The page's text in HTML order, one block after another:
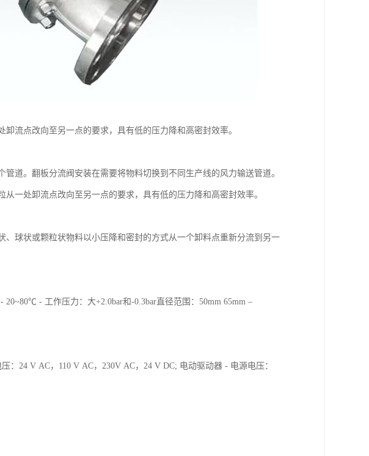
流点改向至另一点的要求，具有低的压力降和高密封效率。
道。翻板分流阀安装在需要将物料切换到不同生产线的风力输送管道。
一处卸流点改向至另一点的要求，具有低的压力降和高密封效率。
球状或颗粒状物料以小压降和密封的方式从一个卸料点重新分流到另一
- 工作压力：大+2.0bar和-0.3bar直径范围：50mm 65mm –
24 V AC，110 V AC，230V AC，24 V DC; 电动驱动器 - 电源电压：